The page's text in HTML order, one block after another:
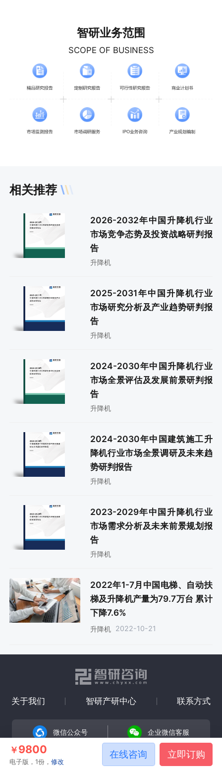
智研业务范围
SCOPE OF BUSINESS
相关推荐
2026-2032年中国升降机行业
市场竞争态势及投资战略研判报
告
升降机
2025-2031年中国升降机行业
市场研究分析及产业趋势研判报
告
升降机
2024-2030年中国升降机行业
市场全景评估及发展前景研判报
告
升降机
2024-2030年中国建筑施工升
降机行业市场全景调研及未来趋
势研判报告
升降机
2023-2029年中国升降机行业
市场需求分析及未来前景规划报
告
升降机
2022年1-7月中国电梯、自动扶
梯及升降机产量为79.7万台 累计
下降7.6%
升降机 2022-10-21
￥9800
电子版，1份，修改
在线咨询 立即订购
关于我们 智研产研中心 联系方式
微信公众号 企业微信客服
Copyright © 2008-2026 智研咨询